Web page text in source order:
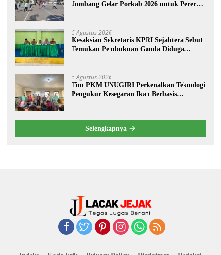
Jombang Gelar Porkab 2026 untuk Pererat
5 Agustus 2026
Kesaksian Sekretaris KPRI Sejahtera Sebut
Temukan Pembukuan Ganda Diduga
5 Agustus 2026
Tim PKM UNUGIRI Perkenalkan Teknologi
Pengukur Kesegaran Ikan Berbasis
Selengkapnya